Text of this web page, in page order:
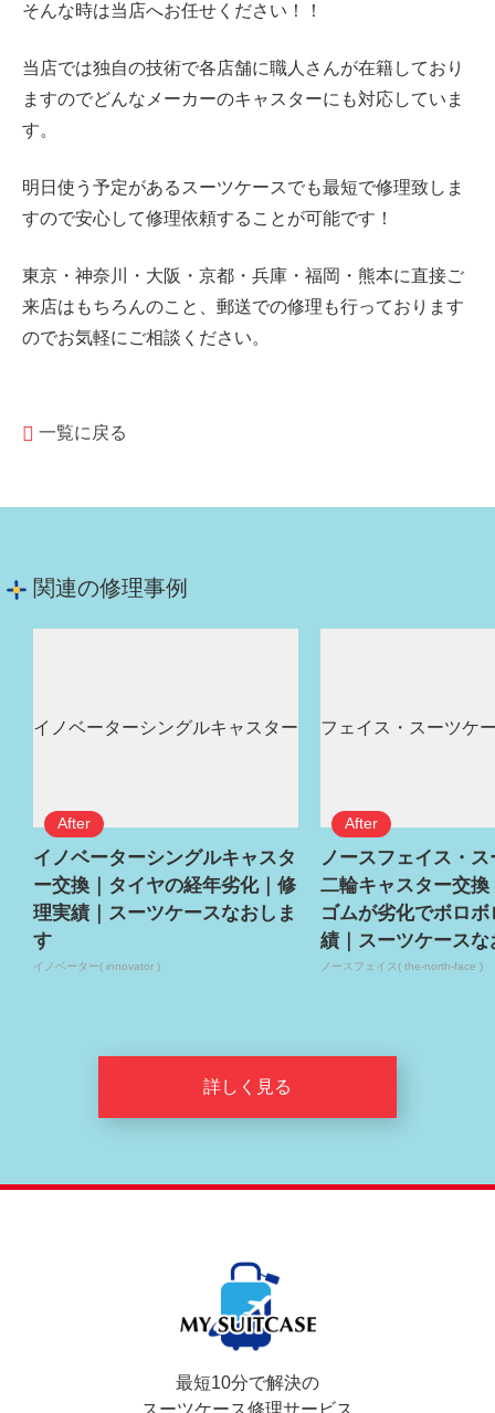
そんな時は当店へお任せください！！
当店では独自の技術で各店舗に職人さんが在籍しており
ますのでどんなメーカーのキャスターにも対応していま
す。
明日使う予定があるスーツケースでも最短で修理致しま
すので安心して修理依頼することが可能です！
東京・神奈川・大阪・京都・兵庫・福岡・熊本に直接ご
来店はもちろんのこと、郵送での修理も行っております
のでお気軽にご相談ください。
一覧に戻る
関連の修理事例
イノベーターシングルキャスタ
ー交換｜タイヤの経年劣化｜修
理実績｜スーツケースなおしま
す
イノベーター( innovator )
ノースフェイス・
二輪キャスター交換
ゴムが劣化でボロ
績｜スーツケースな
ノースフェイス( the-north-face )
詳しく見る
最短10分で解決の
スーツケース修理サービス